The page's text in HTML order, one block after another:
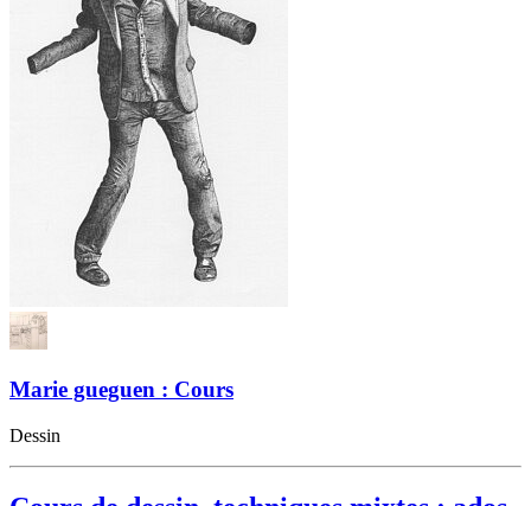
Marie gueguen : Cours
Dessin